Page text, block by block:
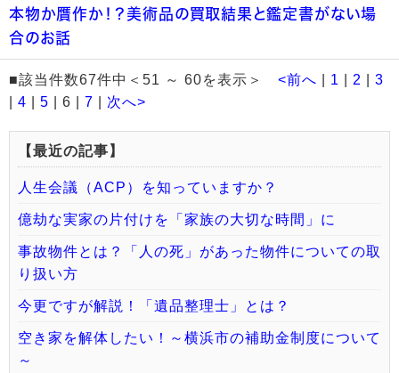
本物か贋作か！？美術品の買取結果と鑑定書がない場
合のお話
■該当件数67件中＜51 ～ 60を表示＞ <前へ 1 2
3
4 5 | 6 | 7 次へ>
【最近の記事】
人生会議（ACP）を知っていますか？
億劫な実家の片付けを「家族の大切な時間」に
事故物件とは？「人の死」があった物件についての取
り扱い方
今更ですが解説！「遺品整理士」とは？
空き家を解体したい！～横浜市の補助金制度について
～